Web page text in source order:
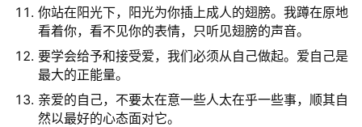
你站在阳光下，阳光为你插上成人的翅膀。我蹲在原地
看着你，看不见你的表情，只听见翅膀的声音。
要学会给予和接受爱，我们必须从自己做起。爱自己是
最大的正能量。
亲爱的自己，不要太在意一些人太在乎一些事，顺其自
然以最好的心态面对它。